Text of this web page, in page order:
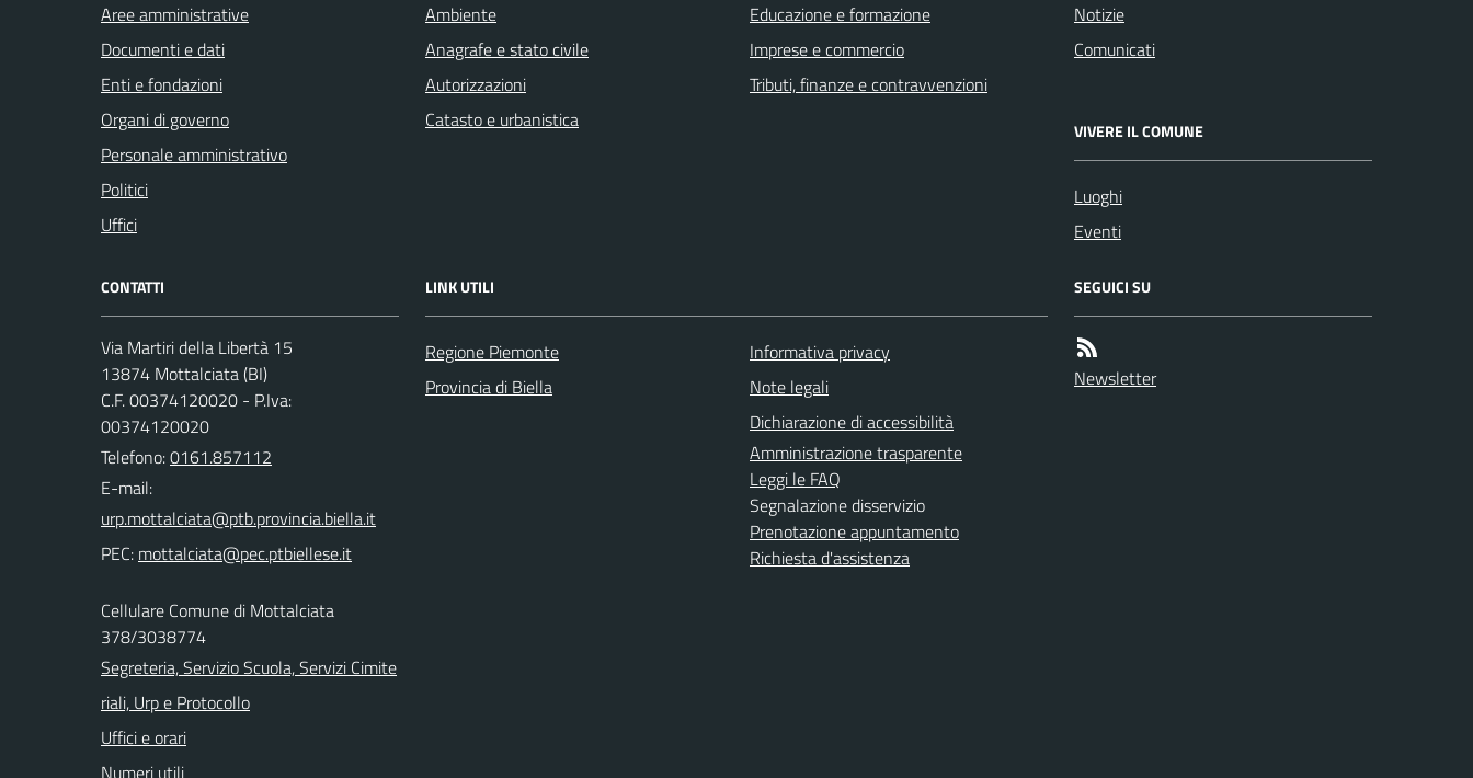
Aree amministrative
Documenti e dati
Enti e fondazioni
Organi di governo
Personale amministrativo
Politici
Uffici
Ambiente
Anagrafe e stato civile
Autorizzazioni
Catasto e urbanistica
Educazione e formazione
Imprese e commercio
Tributi, finanze e contravvenzioni
Notizie
Comunicati
VIVERE IL COMUNE
Luoghi
Eventi
CONTATTI
Via Martiri della Libertà 15
13874 Mottalciata (BI)
C.F. 00374120020 - P.Iva:
00374120020
Telefono:0161.857112
E-mail:
PEC:
Cellulare Comune di Mottalciata
378/3038774
Segreteria, Servizio Scuola, Servizi Cimite
riali, Urp e Protocollo
Uffici e orari
Numeri utili
LINK UTILI
Regione Piemonte
Provincia di Biella
Informativa privacy
Note legali
Dichiarazione di accessibilità
Amministrazione trasparente
Leggi le FAQ
Segnalazione disservizio
Prenotazione appuntamento
Richiesta d'assistenza
SEGUICI SU
Newsletter